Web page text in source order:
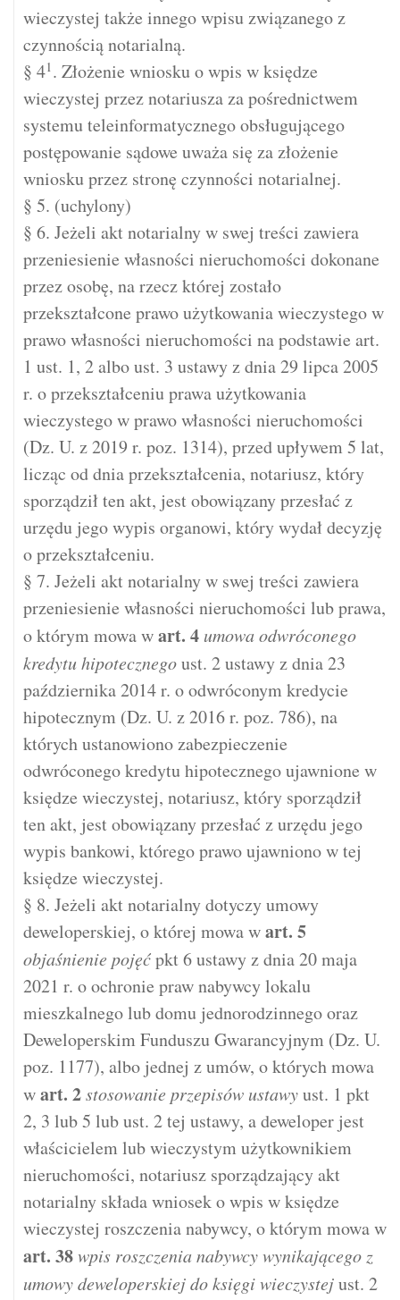
wieczystej także innego wpisu związanego z
czynnością notarialną.
§ 41 . Złożenie wniosku o wpis w księdze
wieczystej przez notariusza za pośrednictwem
systemu teleinformatycznego obsługującego
postępowanie sądowe uważa się za złożenie
wniosku przez stronę czynności notarialnej.
§ 5. (uchylony)
§ 6. Jeżeli akt notarialny w swej treści zawiera
przeniesienie własności nieruchomości dokonane
przez osobę, na rzecz której zostało
przekształcone prawo użytkowania wieczystego w
prawo własności nieruchomości na podstawie art.
1 ust. 1, 2 albo ust. 3 ustawy z dnia 29 lipca 2005
r. o przekształceniu prawa użytkowania
wieczystego w prawo własności nieruchomości
(Dz. U. z 2019 r. poz. 1314), przed upływem 5 lat,
licząc od dnia przekształcenia, notariusz, który
sporządził ten akt, jest obowiązany przesłać z
urzędu jego wypis organowi, który wydał decyzję
o przekształceniu.
§ 7. Jeżeli akt notarialny w swej treści zawiera
przeniesienie własności nieruchomości lub prawa,
o którym mowa wart. 4 umowa odwróconego
kredytu hipotecznegoust. 2 ustawy z dnia 23
października 2014 r. o odwróconym kredycie
hipotecznym (Dz. U. z 2016 r. poz. 786), na
których ustanowiono zabezpieczenie
odwróconego kredytu hipotecznego ujawnione w
księdze wieczystej, notariusz, który sporządził
ten akt, jest obowiązany przesłać z urzędu jego
wypis bankowi, którego prawo ujawniono w tej
księdze wieczystej.
§ 8. Jeżeli akt notarialny dotyczy umowy
deweloperskiej, o której mowa wart. 5
objaśnienie pojęćpkt 6 ustawy z dnia 20 maja
2021 r. o ochronie praw nabywcy lokalu
mieszkalnego lub domu jednorodzinnego oraz
Deweloperskim Funduszu Gwarancyjnym (Dz. U.
poz. 1177), albo jednej z umów, o których mowa
wart. 2stosowanie przepisów ustawyust. 1 pkt
2, 3 lub 5 lub ust. 2 tej ustawy, a deweloper jest
właścicielem lub wieczystym użytkownikiem
nieruchomości, notariusz sporządzający akt
notarialny składa wniosek o wpis w księdze
wieczystej roszczenia nabywcy, o którym mowa w
art. 38wpis roszczenia nabywcy wynikającego z
umowy deweloperskiej do księgi wieczystejust. 2